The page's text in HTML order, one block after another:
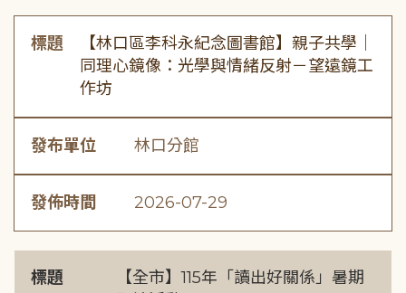
標題
【林口區李科永紀念圖書館】親子共學｜
同理心鏡像：光學與情緒反射－望遠鏡工
作坊
發布單位 林口分館
發佈時間 2026-07-29
標題
【全市】115年「讀出好關係」暑期